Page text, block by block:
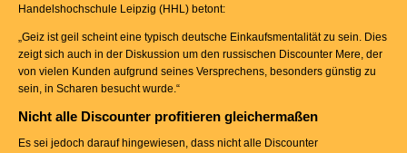
Handelshochschule Leipzig (HHL) betont:
„Geiz ist geil scheint eine typisch deutsche Einkaufsmentalität zu sein. Dies
zeigt sich auch in der Diskussion um den russischen Discounter Mere, der
von vielen Kunden aufgrund seines Versprechens, besonders günstig zu
sein, in Scharen besucht wurde.“
Nicht alle Discounter profitieren gleichermaßen
Es sei jedoch darauf hingewiesen, dass nicht alle Discounter